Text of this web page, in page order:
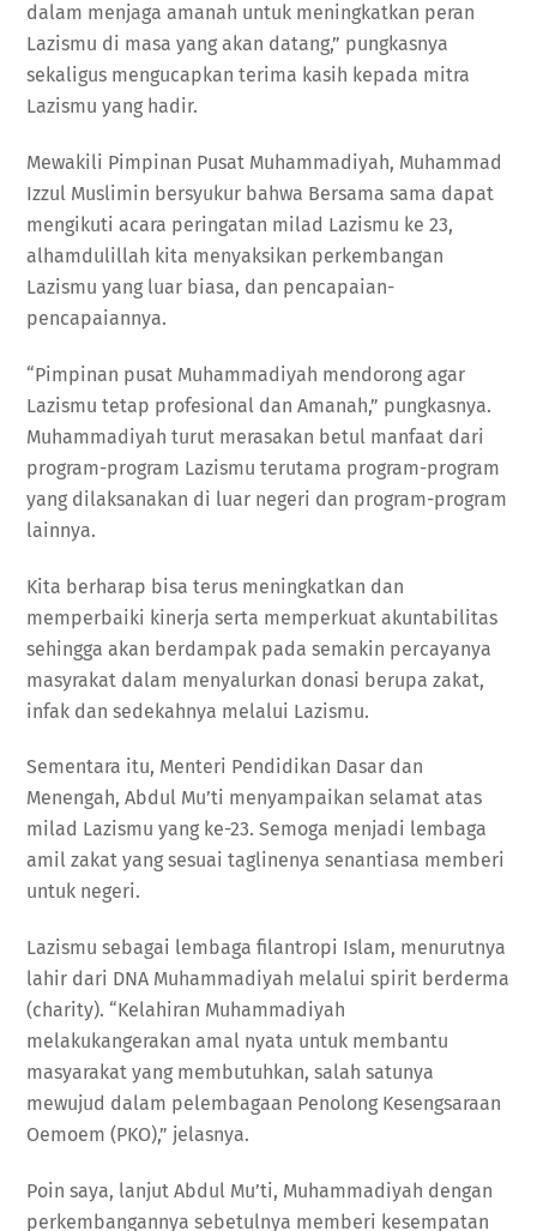
dalam menjaga amanah untuk meningkatkan peran
Lazismu di masa yang akan datang,” pungkasnya
sekaligus mengucapkan terima kasih kepada mitra
Lazismu yang hadir.
Mewakili Pimpinan Pusat Muhammadiyah, Muhammad
Izzul Muslimin bersyukur bahwa Bersama sama dapat
mengikuti acara peringatan milad Lazismu ke 23,
alhamdulillah kita menyaksikan perkembangan
Lazismu yang luar biasa, dan pencapaian-
pencapaiannya.
“Pimpinan pusat Muhammadiyah mendorong agar
Lazismu tetap profesional dan Amanah,” pungkasnya.
Muhammadiyah turut merasakan betul manfaat dari
program-program Lazismu terutama program-program
yang dilaksanakan di luar negeri dan program-program
lainnya.
Kita berharap bisa terus meningkatkan dan
memperbaiki kinerja serta memperkuat akuntabilitas
sehingga akan berdampak pada semakin percayanya
masyrakat dalam menyalurkan donasi berupa zakat,
infak dan sedekahnya melalui Lazismu.
Sementara itu, Menteri Pendidikan Dasar dan
Menengah, Abdul Mu’ti menyampaikan selamat atas
milad Lazismu yang ke-23. Semoga menjadi lembaga
amil zakat yang sesuai taglinenya senantiasa memberi
untuk negeri.
Lazismu sebagai lembaga filantropi Islam, menurutnya
lahir dari DNA Muhammadiyah melalui spirit berderma
(charity). “Kelahiran Muhammadiyah
melakukangerakan amal nyata untuk membantu
masyarakat yang membutuhkan, salah satunya
mewujud dalam pelembagaan Penolong Kesengsaraan
Oemoem (PKO),” jelasnya.
Poin saya, lanjut Abdul Mu’ti, Muhammadiyah dengan
perkembangannya sebetulnya memberi kesempatan